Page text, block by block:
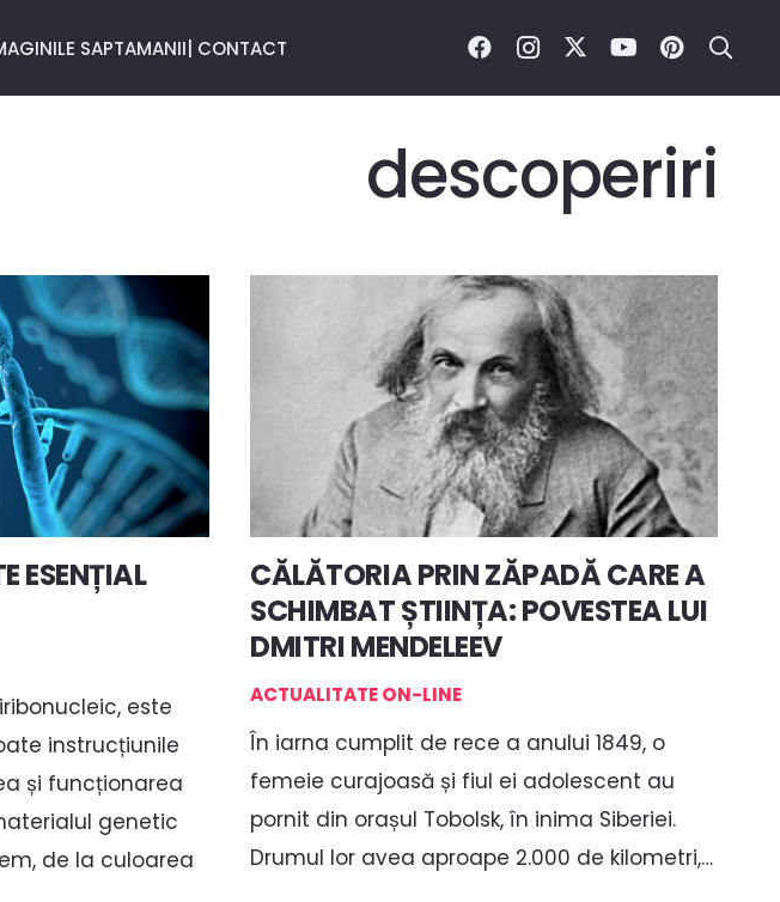
SAPTAMANII| CONTACT
descoperiri
ESENȚIAL
este
instrucțiunile
și funcționarea
genetic
de la culoarea
CĂLĂTORIA PRIN ZĂPADĂ CARE A
SCHIMBAT ȘTIINȚA: POVESTEA LUI
DMITRI MENDELEEV
ACTUALITATE ON-LINE
În iarna cumplit de rece a anului 1849, o
femeie curajoasă și fiul ei adolescent au
pornit din orașul Tobolsk, în inima Siberiei.
Drumul lor avea aproape 2.000 de kilometri,…